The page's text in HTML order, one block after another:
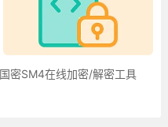
国密SM4在线加密/解密工具